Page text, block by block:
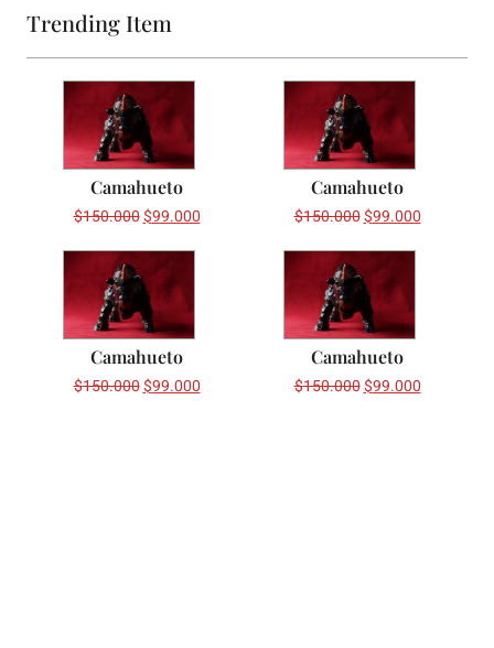
Trending Item
Camahueto
$150.000$99.000
Camahueto
$150.000$99.000
Camahueto
$150.000$99.000
Camahueto
$150.000$99.000